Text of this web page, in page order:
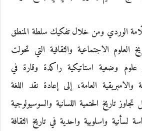
الوردي ومن خلال تفكيك سلطة المنطق
العلوم الاجتماعية والثقافية التي تحولت
وضعية استاتيكية راكدة وقارة في
والامبريقية العامة، إلى إعادة نقد اللغة
تاريخ الحتمية اللسانية والسوسيولوجية
لسأنية واسلوبية واحدية في تاريخ الثقافة